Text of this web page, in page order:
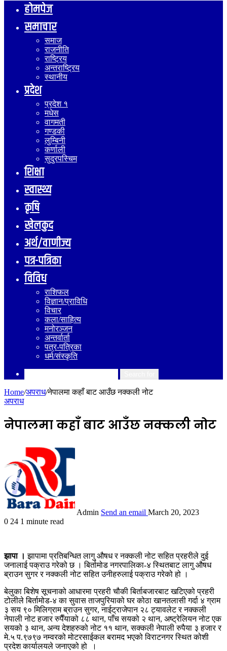
होमपेज
समाचार
समाज
राजनीति
राष्ट्रिय
अन्तराष्ट्रिय
स्थानीय
प्रदेश
प्रदेश १
मधेस
वागमती
गण्डकी
लुम्बिनी
कर्णाली
सुदुरपस्चिम
शिक्षा
स्वास्थ्य
कृषि
खेलकुद
अर्थ/वाणीज्य
पत्र-पत्रिका
विविध
राशिफल
विज्ञान/प्राविधि
विचार
कला/साहित्य
मनोरञ्जन
अन्तर्वार्ता
पत्र-पत्रिका
धर्म/संस्कृति
Home/अपराध/नेपालमा कहाँ बाट आउँछ नक्कली नोट
अपराध
नेपालमा कहाँ बाट आउँछ नक्कली नोट
Admin Send an email March 20, 2023
0 24 1 minute read
झापा । झापामा प्रतिबन्धित लागु औषध र नक्कली नोट सहित प्रहरीले दुई
जनालाई पक्राउ गरेको छ । बिर्तामोड नगरपालिका-४ स्थितबाट लागु औषध
ब्राउन सुगर र नक्कली नोट सहित उनीहरुलाई पक्राउ गरेको हो ।
बेलुका बिशेष सूचनाको आधारमा प्रहरी चौकी बिर्ताबजारबाट खटिएको प्रहरी
टोलीले बिर्तामोड-४ का सुवास ताजपुरियाको घर कोठा खानतलासी गर्दा ४ ग्राम
३ सय ९० मिलिग्राम ब्राउन सुगर, नाईट्राजेपान २८ ट्यावलेट र नक्कली
नेपाली नोट हजार रुपैँयाको ८८ थान, पाँच सयको २ थान, अष्ट्रेलियन नोट एक
सयको ३ थान, अन्य देशहरुको नोट ११ थान, सक्कली नेपाली रुपैया ३ हजार र
मे.५ प.९७९७ नम्वरको मोटरसाईकल बरामद भएको विराटनगर स्थित कोशी
प्रदेश कार्यालयले जनाएको हो ।